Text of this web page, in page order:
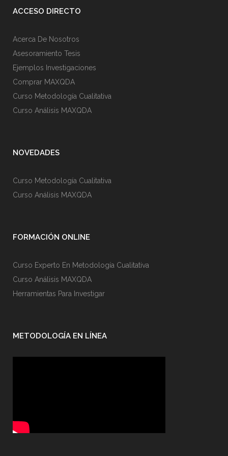
ACCESO DIRECTO
Acerca De Nosotros
Asesoramiento Tesis
Ejemplos Investigaciones
Comprar MAXQDA
Curso Metodología Cualitativa
Curso Análisis MAXQDA
NOVEDADES
Curso Metodología Cualitativa
Curso Análisis MAXQDA
FORMACIÓN ONLINE
Curso Experto En Metodología Cualitativa
Curso Análisis MAXQDA
Herramientas Para Investigar
METODOLOGÍA EN LÍNEA